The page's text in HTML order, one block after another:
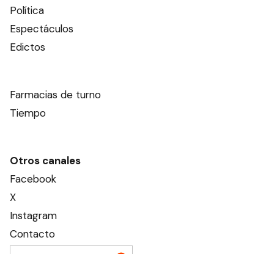
Política
Espectáculos
Edictos
Farmacias de turno
Tiempo
Otros canales
Facebook
X
Instagram
Contacto